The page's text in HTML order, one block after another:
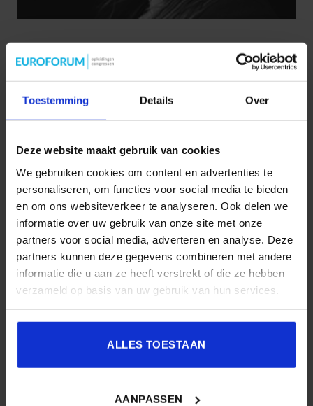
Toestemming Details Over
Deze website maakt gebruik van cookies
We gebruiken cookies om content en advertenties te
personaliseren, om functies voor social media te bieden
en om ons websiteverkeer te analyseren. Ook delen we
informatie over uw gebruik van onze site met onze
partners voor social media, adverteren en analyse. Deze
partners kunnen deze gegevens combineren met andere
informatie die u aan ze heeft verstrekt of die ze hebben
verzameld op basis van uw gebruik van hun services.
ALLES TOESTAAN
AANPASSEN
Piek Visser-Knijff
DATA ETHICIST | .